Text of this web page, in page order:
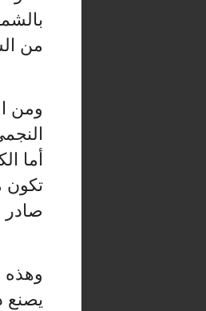
من
ومن
أما
صادر
وهذه